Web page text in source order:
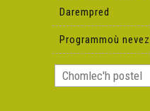
Darempred
Programmoù nevez